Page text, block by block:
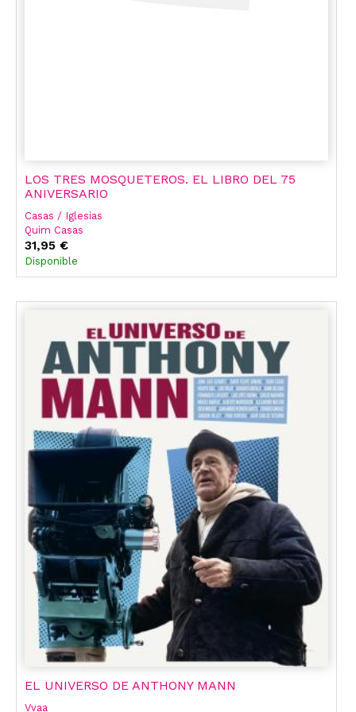
LOS TRES MOSQUETEROS. EL LIBRO DEL 75
ANIVERSARIO
Casas / Iglesias
Quim Casas
Jaime Iglesias
Alejandro Melero Salvador
31,95 €
Disponible
EL UNIVERSO DE ANTHONY MANN
Vvaa